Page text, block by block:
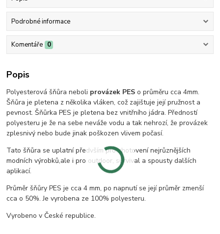
Podrobné informace
Komentáře 0
Popis
Polyesterová šňůra neboli provázek PESo průměru cca 4mm.
Šňůra je pletena z několika vláken, což zajištuje její pružnost a
pevnost. Šňůrka PES je pletena bez vnitřního jádra. Předností
polyesteru je že na sebe neváže vodu a tak nehrozí, že provázek
zplesnivý nebo bude jinak poškozen vlivem počasí.
Tato šňůra se uplatní předvším pro zhotovení nejrůznějších
modních výrobků,ale i pro outdoor, survival a spousty dalších
aplikací.
Průměr šňůry PES je cca 4 mm, po napnutí se její průměr zmenší
cca o 50%. Je vyrobena ze 100% polyesteru.
Vyrobeno v České republice.